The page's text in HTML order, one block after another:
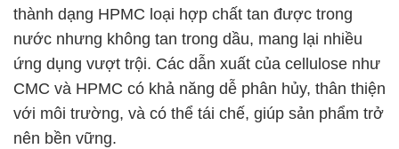
thành dạng HPMC loại hợp chất tan được trong
nước nhưng không tan trong dầu, mang lại nhiều
ứng dụng vượt trội. Các dẫn xuất của cellulose như
CMC và HPMC có khả năng dễ phân hủy, thân thiện
với môi trường, và có thể tái chế, giúp sản phẩm trở
nên bền vững.